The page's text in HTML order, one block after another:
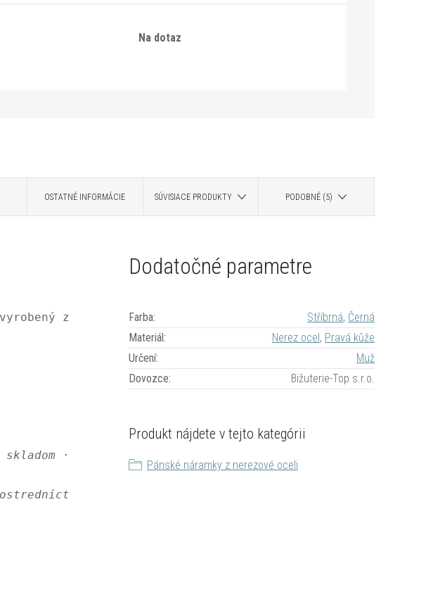
Na dotaz
OSTATNÉ INFORMÁCIE SÚVISIACE PRODUKTY PODOBNÉ (5)
z nerezovej ocele a pravej kože. Je skvelým darčekom
· Bezpečný nákup
ČP, PPL, Zásielkovňa.
Dodatočné parametre
Farba: Stříbrná, Černá
Materiál: Nerez ocel, Pravá kůže
Určení:
Muž
Dovozce: Bižuterie-Top s.r.o.
Produkt nájdete v tejto kategórii
Pánské náramky z nerezové oceli